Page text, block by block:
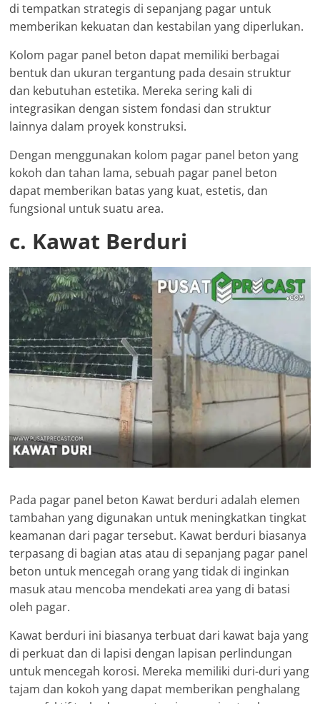
di tempatkan strategis di sepanjang pagar untuk
memberikan kekuatan dan kestabilan yang diperlukan.
Kolom pagar panel beton dapat memiliki berbagai
bentuk dan ukuran tergantung pada desain struktur
dan kebutuhan estetika. Mereka sering kali di
integrasikan dengan sistem fondasi dan struktur
lainnya dalam proyek konstruksi.
Dengan menggunakan kolom pagar panel beton yang
kokoh dan tahan lama, sebuah pagar panel beton
dapat memberikan batas yang kuat, estetis, dan
fungsional untuk suatu area.
c. Kawat Berduri
Pada pagar panel beton Kawat berduri adalah elemen
tambahan yang digunakan untuk meningkatkan tingkat
keamanan dari pagar tersebut. Kawat berduri biasanya
terpasang di bagian atas atau di sepanjang pagar panel
beton untuk mencegah orang yang tidak di inginkan
masuk atau mencoba mendekati area yang di batasi
oleh pagar.
Kawat berduri ini biasanya terbuat dari kawat baja yang
di perkuat dan di lapisi dengan lapisan perlindungan
untuk mencegah korosi. Mereka memiliki duri-duri yang
tajam dan kokoh yang dapat memberikan penghalang